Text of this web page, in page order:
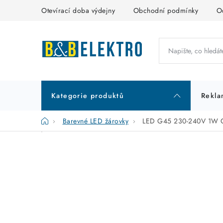
Otevírací doba výdejny Obchodní podmínky
Kategorie produktů
DomůBarevné LED žárovky LED G45 230-240V 1W
P